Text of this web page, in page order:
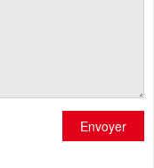
Envoyer